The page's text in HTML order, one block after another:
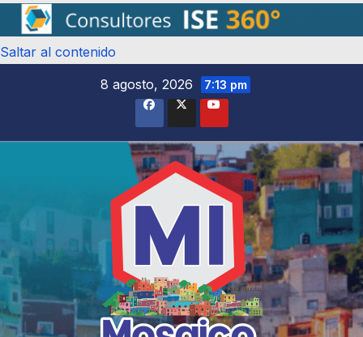
Saltar al contenido
8 agosto, 2026
7:13 pm